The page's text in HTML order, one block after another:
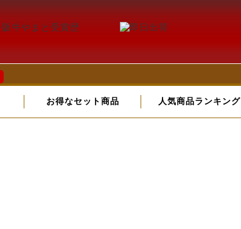
お得なセット商品 人気商品ランキング